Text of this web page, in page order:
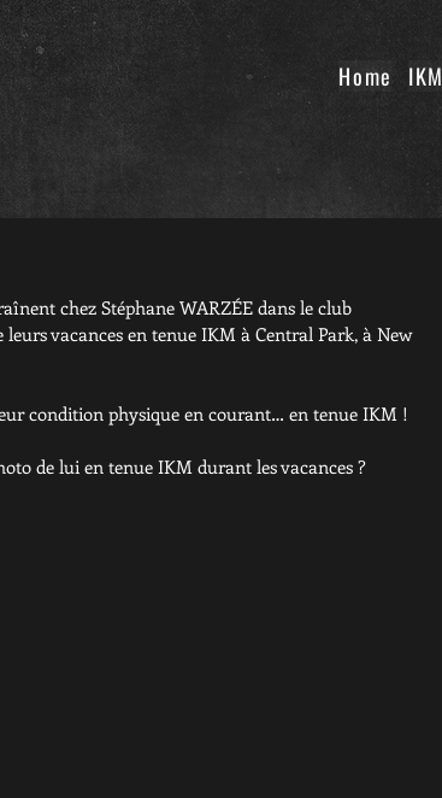
Home IKM
chez Stéphane WARZÉE dans le club
vacances en tenue IKM à Central Park, à New
condition physique en courant… en tenue IKM !
de lui en tenue IKM durant les vacances ?